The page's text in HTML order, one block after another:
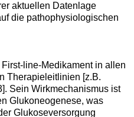
aktuellen Datenlage
die pathophysiologischen
line-Medikament in allen
Therapieleitlinien [z.B.
Sein Wirkmechanismus ist
Glukoneogenese, was
Glukoseversorgung